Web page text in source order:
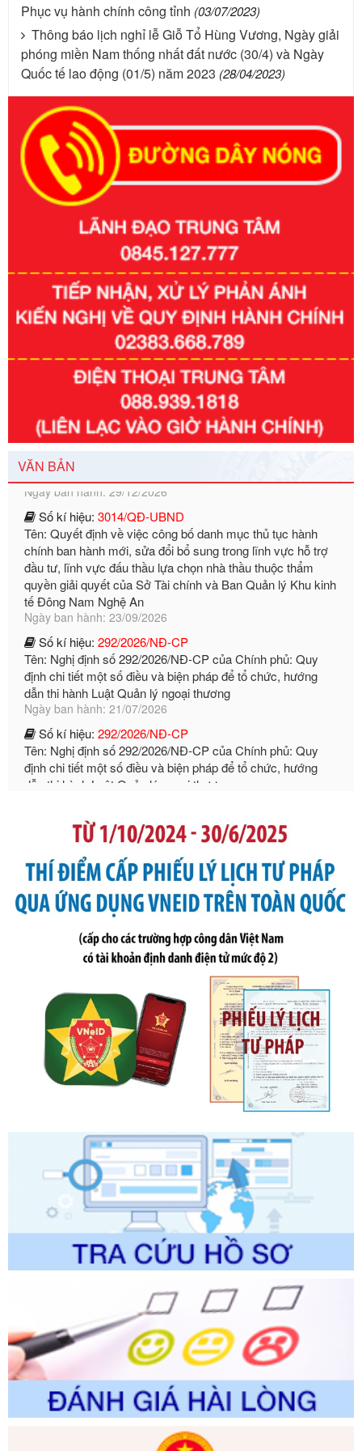
Phục vụ hành chính công tỉnh (03/07/2023)
Thông báo lịch nghỉ lễ Giỗ Tổ Hùng Vương, Ngày giải
phóng miền Nam thống nhất đất nước (30/4) và Ngày
Quốc tế lao động (01/5) năm 2023 (28/04/2023)
VĂN BẢN
351/2025/NĐ-CP
Tên: Nghị định số 351/2025/NĐ-CP của Chính phủ: Quy
định chuẩn nghèo đa chiều quốc gia giai đoạn 2026 - 2030
Số kí hiệu:3014/QĐ-UBND
Tên: Quyết định về việc công bố danh mục thủ tục hành
chính ban hành mới, sửa đổi bổ sung trong lĩnh vực hỗ trợ
đầu tư, lĩnh vực đấu thầu lựa chọn nhà thầu thuộc thẩm
quyền giải quyết của Sở Tài chính và Ban Quản lý Khu kinh
tế Đông Nam Nghệ An
Ngày ban hành: 23/09/2026
Số kí hiệu: 292/2026/NĐ-CP
Tên: Nghị định số 292/2026/NĐ-CP của Chính phủ: Quy
định chi tiết một số điều và biện pháp để tổ chức, hướng
dẫn thi hành Luật Quản lý ngoại thương
Ngày ban hành: 21/07/2026
Số kí hiệu:292/2026/NĐ-CP
Tên: Nghị định số 292/2026/NĐ-CP của Chính phủ: Quy
định chi tiết một số điều và biện pháp để tổ chức, hướng
dẫn thi hành Luật Quản lý ngoại thương
Ngày ban hành: 21/07/2026
Số kí hiệu:
105/2026/TT-BTC
bỏ Thông tư số 87/2019/TT- BТC ngày 19 tháng 12 năm
2019 của Bộ trưởng Bộ Tài chính hướng dẫn thực hiện xử
phạt vi phạm hành chính trong lĩnh vực kho bạc nhà nước
Ngày ban hành: 21/07/2026
Số kí hiệu:291/2026/NĐ-CP
Tên: Nghị định số 291/2026/NĐ-CP của Chính phủ: Sửa
đổi, bổ sung một số điều của Nghị định số 125/2020/NĐ-СР
ngày 19 tháng 10 năm 2020 của Chính phủ quy định xử
phạt vi phạm hành chính về thuế, hóa đơn được sửa đổi, bổ
sung bởi Nghị định số 102/2021/NĐ-CP
Ngày ban hành: 20/07/2026
Số kí hiệu:2303/QĐ-UBND
Tên: Quyết định công bố Danh mục thủ tục hành chính mới
ban hành, được sửa đổi, bổ sung, bị bãi bỏ và phê duyệt
Quy trình nội bộ, quy trình điện tử giải quyết thủ tục hành
chính trong một số lĩnh vực thuộc phạm vi chức năng quản
Số kí hiệu:2304/QĐ-UBND
Tên: Quyết định công bố Danh mục thủ tục hành chính
được sửa đổi, bổ sung và phê duyệt Quy trình nội bộ, quy
trình điện tử giải quyết thủ tục hành chính trong lĩnh vực Du
lịch thuộc phạm vi chức năng quản lý của Sở Văn hóa, Thể
thao và Du lịch
Ngày ban hành: 01/06/2026
Số kí hiệu:2310/QĐ-UBND
Tên: Về việc công bố Danh mục thủ tục hành chính sửa
đổi, bổ sung và phê duyệt Quy trình nội bộ, quy trình điện tử
trong giải quyết thủtục hành chính lĩnh vực biến đổi khí hậu
thuộc phạm vi giải quyết của Sở Nông nghiệp và Môi
trường
Ngày ban hành: 01/06/2026
Số kí hiệu:2300/QĐ-UBND
Tên: V/v công bố danh mục thủ tục hành chính được sửa
đổi, bổ sung và phê duyệt quy trình nội bộ, quy trình điện tử